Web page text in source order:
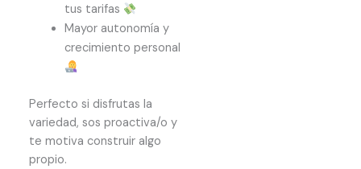
tus tarifas
Mayor autonomía y
crecimiento personal
Perfecto si disfrutas la
variedad, sos proactiva/o y
te motiva construir algo
propio.